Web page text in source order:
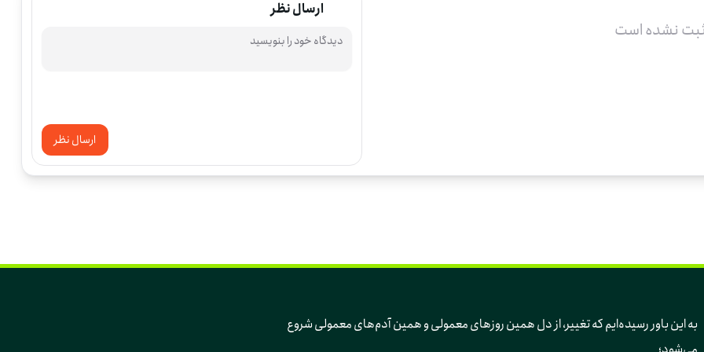
نشده است
ارسال نظر
ارسال نظر
به این باور رسیده‌ایم که تغییر، از دل همین روزهای معمولی و همین آدم‌های معمولی شروع